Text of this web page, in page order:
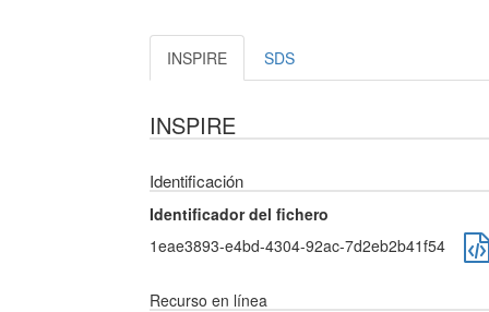
INSPIRE SDS
INSPIRE
Identificación
Identificador del fichero
1eae3893-e4bd-4304-92ac-7d2eb2b41f54
Recurso en línea